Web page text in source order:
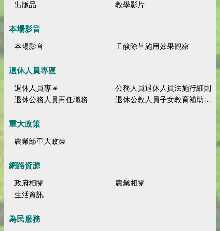
出版品
教學影片
本場影音
本場影音 壬酸除草施用效果觀察
退休人員專區
退休人員專區
公務人員退休人員法施行細則
退休公務人員再任職務
退休公教人員子女教育補助規定
重大政策
農業部重大政策
網路資源
政府相關
農業相關
生活資訊
為民服務